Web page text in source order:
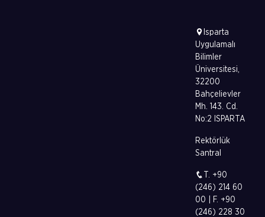
Isparta
Uygulamalı
Bilimler
Üniversitesi,
32200
Bahçelievler
Mh. 143. Cd.
No:2 ISPARTA
Rektörlük
Santral
T. +90
(246) 214 60
00 | F. +90
(246) 228 30